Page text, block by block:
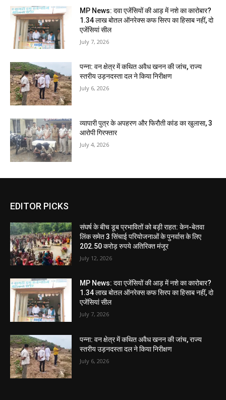
MP News: दवा एजेंसियों की आड़ में नशे का कारोबार?
1.34 लाख बोतल ऑनरेक्स कफ सिरप का हिसाब नहीं, दो
एजेंसियां सील
July 7, 2026
पन्ना: वन क्षेत्र में कथित अवैध खनन की जांच, राज्य
स्तरीय उड़नदस्ता दल ने किया निरीक्षण
July 6, 2026
व्यापारी पुत्र के अपहरण और फिरौती कांड का खुलासा, 3
आरोपी गिरफ्तार
July 4, 2026
EDITOR PICKS
संघर्ष के बीच डूब प्रभावितों को बड़ी राहत: केन-बेतवा
लिंक समेत 3 सिंचाई परियोजनाओं के पुनर्वास के लिए
202.50 करोड़ रुपये अतिरिक्त मंजूर
July 12, 2026
MP News: दवा एजेंसियों की आड़ में नशे का कारोबार?
1.34 लाख बोतल ऑनरेक्स कफ सिरप का हिसाब नहीं, दो
एजेंसियां सील
July 7, 2026
पन्ना: वन क्षेत्र में कथित अवैध खनन की जांच, राज्य
स्तरीय उड़नदस्ता दल ने किया निरीक्षण
July 6, 2026